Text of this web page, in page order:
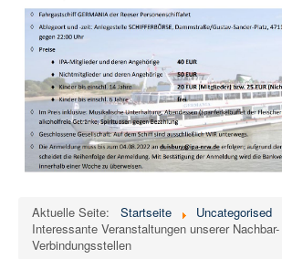
Aktuelle Seite: Startseite
Uncategorised
Interessante Veranstaltungen unserer Nachbar-
Verbindungsstellen